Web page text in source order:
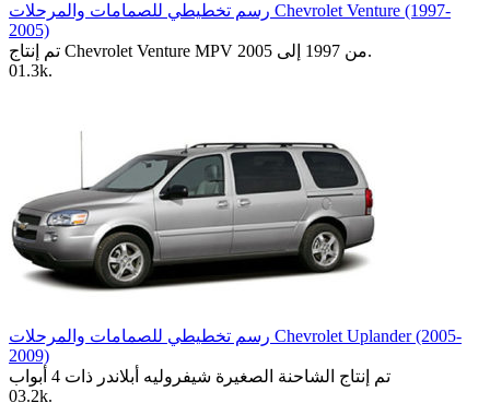
رسم تخطيطي للصمامات والمرحلات Chevrolet Venture (1997-
2005)
تم إنتاج Chevrolet Venture MPV من 1997 إلى 2005.
01.3k.
رسم تخطيطي للصمامات والمرحلات Chevrolet Uplander (2005-
2009)
تم إنتاج الشاحنة الصغيرة شيفروليه أبلاندر ذات 4 أبواب
03.2k.